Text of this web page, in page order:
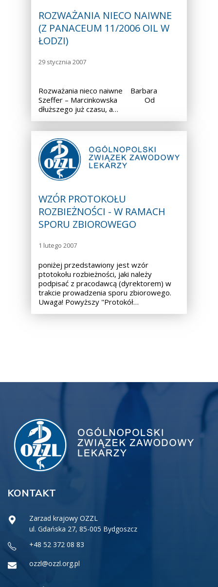
ROZWAŻANIA NIECO NAIWNE
(Z PANACEUM 11/2006 OIL W
ŁODZI)
29 stycznia 2007
Rozważania nieco naiwne Barbara
Szeffer – Marcinkowska Od
dłuższego już czasu, a…
WZÓR PROTOKOŁU
ROZBIEŻNOŚCI - W RAMACH
SPORU ZBIOROWEGO
1 lutego 2007
poniżej przedstawiony jest wzór
ptotokołu rozbieżności, jaki należy
podpisać z pracodawcą (dyrektorem) w
trakcie prowadzenia sporu zbiorowego.
Uwaga! Powyższy "Protokół…
KONTAKT
Zarzad krajowy OZZL
ul. Gdańska 27, 85-005 Bydgoszcz
+48 52 372 08 83
ozzl@ozzl.org.pl